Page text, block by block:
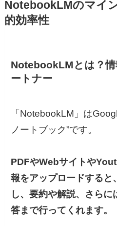
NotebookLMのマイ
的効率性
NotebookLMとは？
ートナー
「NotebookLM」は
ノートブック”です。
PDFやWebサイトや
報をアップロードすると
し、要約や解説、さら
答まで行ってくれます。